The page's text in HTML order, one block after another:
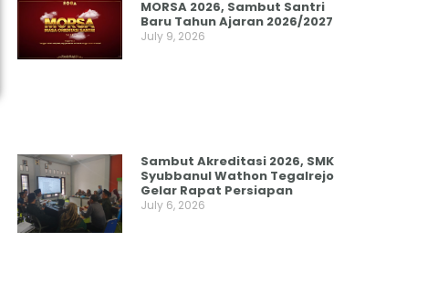
MORSA 2026, Sambut Santri
Baru Tahun Ajaran 2026/2027
July 9, 2026
Sambut Akreditasi 2026, SMK
Syubbanul Wathon Tegalrejo
Gelar Rapat Persiapan
July 6, 2026